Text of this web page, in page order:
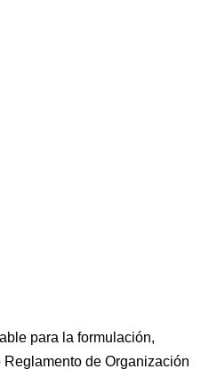
para la formulación,
de Organización